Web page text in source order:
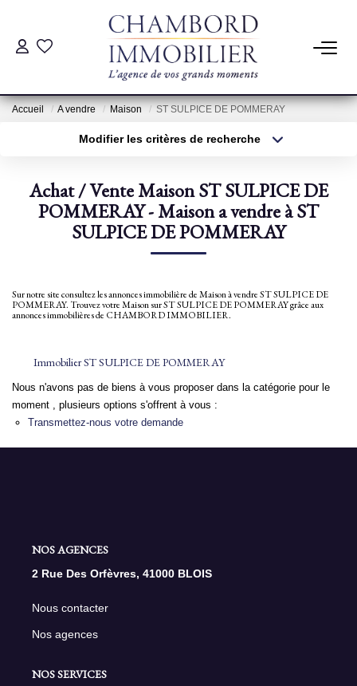
ACHAT
Pré-Estimation
Estimation Par Un Professionnel
GESTION
NOS AGENCES
Accueil A vendre Maison ST SULPICE DE POMMERAY
Modifier les critères de recherche
Sélectionnez...
Type de bien
Achat / Vente Maison ST SULPICE DE
POMMERAY - Maison a vendre à ST
SULPICE DE POMMERAY
Sur notre site consultez les annonces immobilière de Maison à vendre ST SULPICE DE
POMMERAY. Trouvez votre Maison sur ST SULPICE DE POMMERAY grâce aux
annonces immobilières de CHAMBORD IMMOBILIER.
Immobilier ST SULPICE DE POMMERAY
Nous n'avons pas de biens à vous proposer dans la catégorie pour le
moment , plusieurs options s'offrent à vous :
Transmettez-nous votre demande
NOS AGENCES
2 Rue Des Orfèvres, 41000 BLOIS
Nous contacter
Nos agences
NOS SERVICES